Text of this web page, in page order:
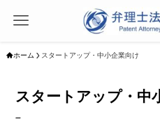
ホーム スタートアップ・中小企業向け
スタートアップ・中
–